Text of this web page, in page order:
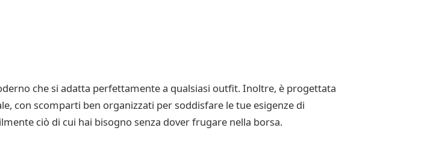
che si adatta perfettamente a qualsiasi outfit. Inoltre, è progettata
con scomparti ben organizzati per soddisfare le tue esigenze di
ciò di cui hai bisogno senza dover frugare nella borsa.